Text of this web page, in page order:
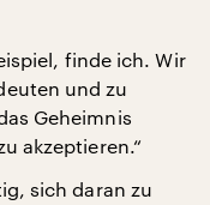
finde ich. Wir
und zu
Geheimnis
akzeptieren.“
sich daran zu